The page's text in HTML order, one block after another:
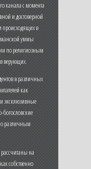
канала с момента
и достоверной
происходящих в
уммы
по религиозным
верующих.
в различных
как
эксклюзивные
богословские
различным
на
собственно